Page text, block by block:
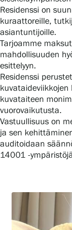
Residenssi on
kuraattoreille,
asiantuntijoille.
Tarjoamme
mahdollisuuden
esittelyyn.
Residenssi
kuvataiteen
vuorovaikutusta.
Vastuullisuus on
ja sen
auditoidaan
14001 -